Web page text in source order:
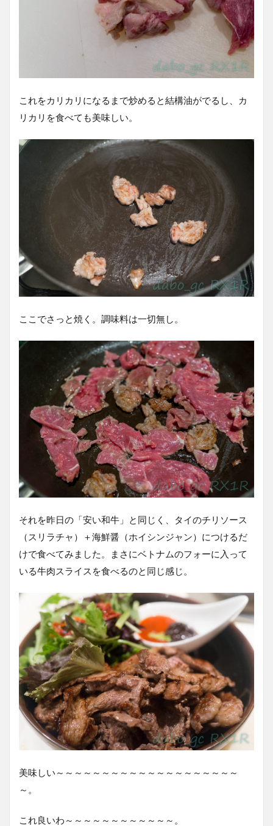
これをカリカリになるまで炒めると結構油がでるし、カ
リカリを食べても美味しい。
ここでさっと焼く。調味料は一切無し。
それを昨日の「安い和牛」と同じく、タイのチリソース
（スリラチャ）＋海鮮醤（ホイシンジャン）につけるだ
けで食べてみました。まさにベトナムのフォーに入って
いる牛肉スライスを食べるのと同じ感じ。
美味しい～～～～～～～～～～～～～～～～～～～～
～。
これ良いわ～～～～～～～～～～～～。